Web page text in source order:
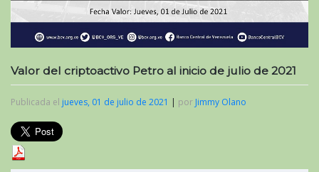
Valor del criptoactivo Petro al inicio de julio de 2021
Publicada el jueves, 01 de julio de 2021 | por Jimmy Olano